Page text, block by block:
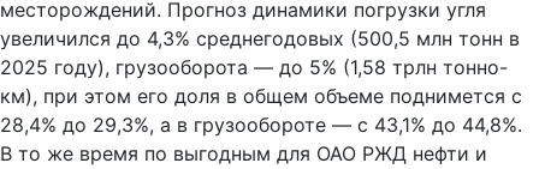
месторождений. Прогноз динамики погрузки угля
увеличился до 4,3% среднегодовых (500,5 млн тонн в
2025 году), грузооборота — до 5% (1,58 трлн тонно-
км), при этом его доля в общем объеме поднимется с
28,4% до 29,3%, а в грузообороте — с 43,1% до 44,8%.
В то же время по выгодным для ОАО РЖД нефти и